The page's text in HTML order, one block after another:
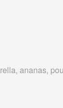
ananas,